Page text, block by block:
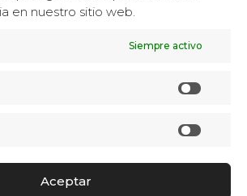
en nuestro sitio web.
Siempre activo
Aceptar